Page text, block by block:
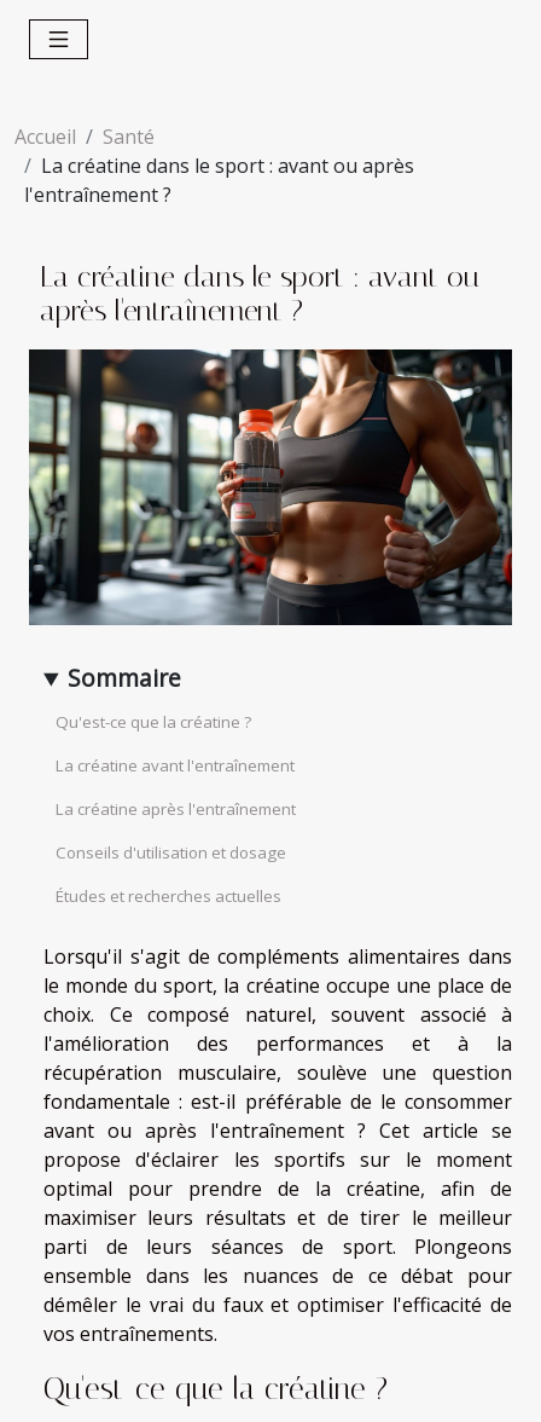
Accueil
Santé
La créatine dans le sport : avant ou après
l'entraînement ?
La créatine dans le sport : avant ou
après l'entraînement ?
Sommaire
Qu'est-ce que la créatine ?
La créatine avant l'entraînement
La créatine après l'entraînement
Conseils d'utilisation et dosage
Études et recherches actuelles
Lorsqu'il s'agit de compléments alimentaires dans
le monde du sport, la créatine occupe une place de
choix. Ce composé naturel, souvent associé à
l'amélioration des performances et à la
récupération musculaire, soulève une question
fondamentale : est-il préférable de le consommer
avant ou après l'entraînement ? Cet article se
propose d'éclairer les sportifs sur le moment
optimal pour prendre de la créatine, afin de
maximiser leurs résultats et de tirer le meilleur
parti de leurs séances de sport. Plongeons
ensemble dans les nuances de ce débat pour
démêler le vrai du faux et optimiser l'efficacité de
vos entraînements.
Qu'est-ce que la créatine ?